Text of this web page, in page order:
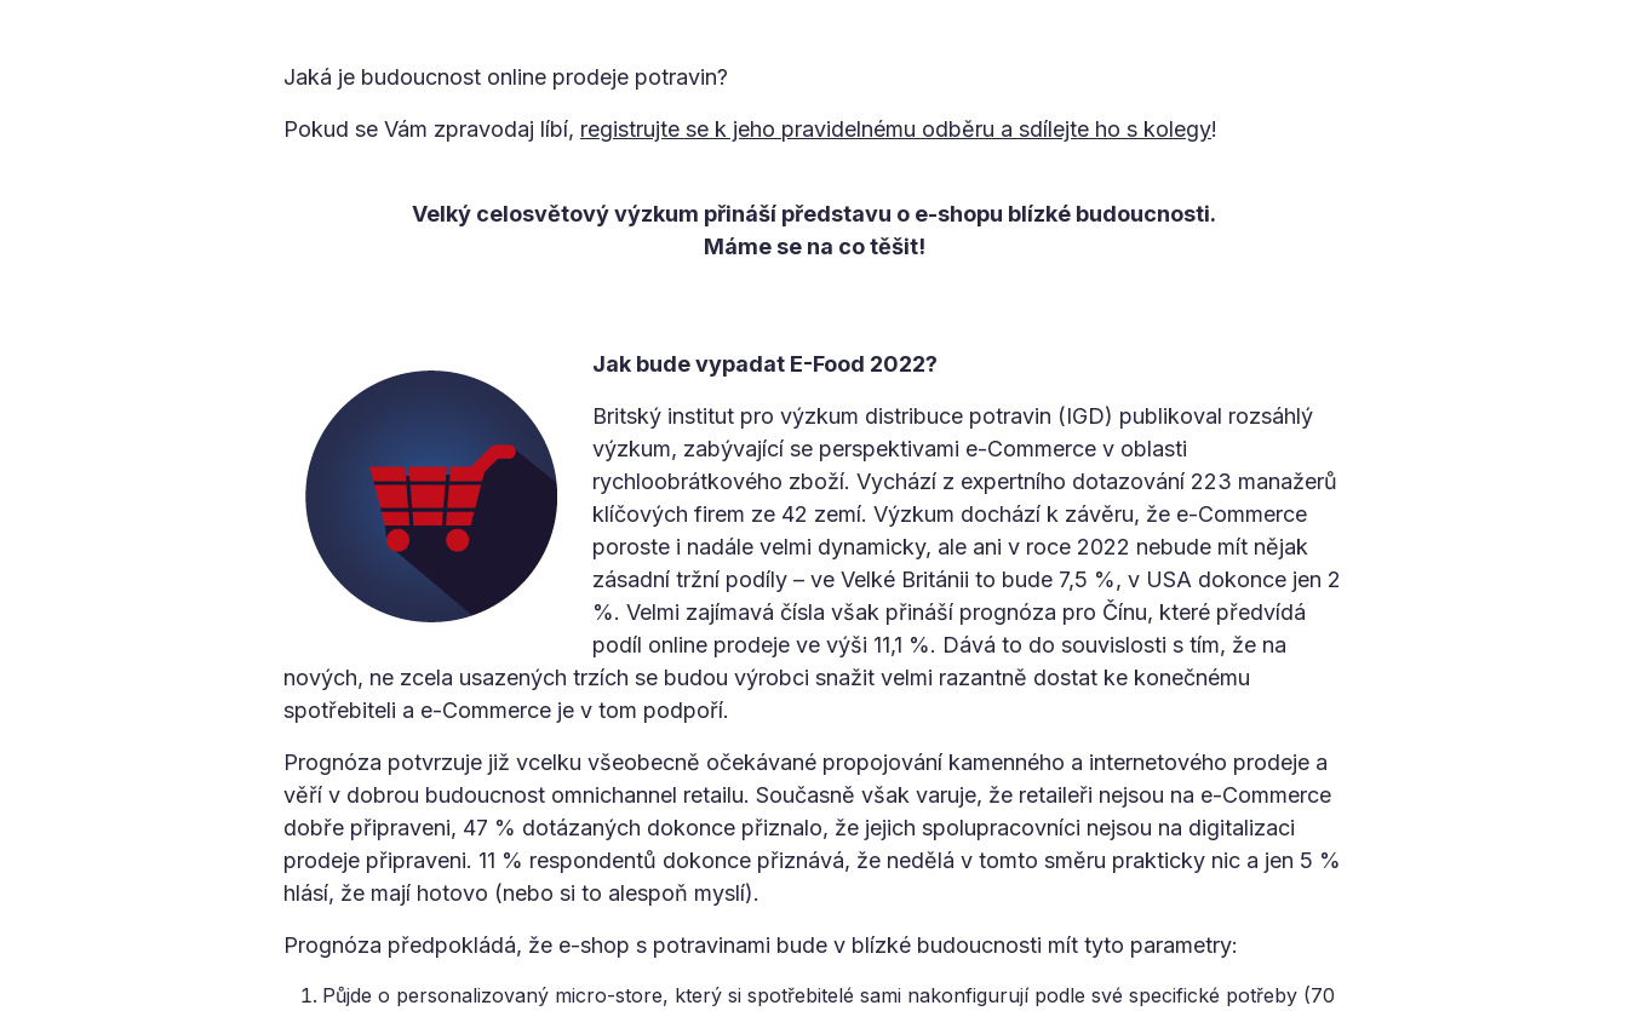
Jaká je budoucnost online prodeje potravin?
Pokud se Vám zpravodaj líbí, registrujte se k jeho pravidelnému odběru a sdílejte ho s kolegy!
Velký celosvětový výzkum přináší představu o e-shopu blízké budoucnosti.
Máme se na co těšit!
Jak bude vypadat E-Food 2022?
Britský institut pro výzkum distribuce potravin (IGD) publikoval rozsáhlý
výzkum, zabývající se perspektivami e-Commerce v oblasti
rychloobrátkového zboží. Vychází z expertního dotazování 223 manažerů
klíčových firem ze 42 zemí. Výzkum dochází k závěru, že e-Commerce
poroste i nadále velmi dynamicky, ale ani v roce 2022 nebude mít nějak
zásadní tržní podíly – ve Velké Británii to bude 7,5 %, v USA dokonce jen 2
%. Velmi zajímavá čísla však přináší prognóza pro Čínu, které předvídá
podíl online prodeje ve výši 11,1 %. Dává to do souvislosti s tím, že na
nových, ne zcela usazených trzích se budou výrobci snažit velmi razantně dostat ke konečnému
spotřebiteli a e-Commerce je v tom podpoří.
Prognóza potvrzuje již vcelku všeobecně očekávané propojování kamenného a internetového prodeje a
věří v dobrou budoucnost omnichannel retailu. Současně však varuje, že retaileři nejsou na e-Commerce
dobře připraveni, 47 % dotázaných dokonce přiznalo, že jejich spolupracovníci nejsou na digitalizaci
prodeje připraveni. 11 % respondentů dokonce přiznává, že nedělá v tomto směru prakticky nic a jen 5 %
hlásí, že mají hotovo (nebo si to alespoň myslí).
Prognóza předpokládá, že e-shop s potravinami bude v blízké budoucnosti mít tyto parametry:
Půjde o personalizovaný micro-store, který si spotřebitelé sami nakonfigurují podle své specifické potřeby (70